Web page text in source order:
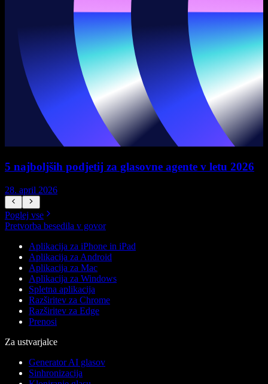
5 najboljših podjetij za glasovne agente v letu 2026
28. april 2026
Poglej vse
Pretvorba besedila v govor
Aplikacija za iPhone in iPad
Aplikacija za Android
Aplikacija za Mac
Aplikacija za Windows
Spletna aplikacija
Razširitev za Chrome
Razširitev za Edge
Prenosi
Za ustvarjalce
Generator AI glasov
Sinhronizacija